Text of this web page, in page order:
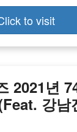
to visit
2021년
강남